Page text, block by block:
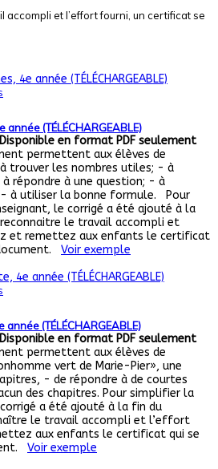
et l’effort fourni, un certificat se
(TÉLÉCHARGEABLE)
Disponible en format PDF seulement
permettent aux élèves de
trouver les nombres utiles; - à
répondre à une question; - à
- à utiliser la bonne formule. Pour
le corrigé a été ajouté à la
le travail accompli et
et remettez aux enfants le certificat
Voir exemple
(TÉLÉCHARGEABLE)
Disponible en format PDF seulement
permettent aux élèves de
vert de Marie-Pier», une
- de répondre à de courtes
des chapitres. Pour simplifier la
a été ajouté à la fin du
le travail accompli et l’effort
aux enfants le certificat qui se
Voir exemple